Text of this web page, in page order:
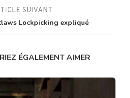
SUIVANT
Lockpicking expliqué
ÉGALEMENT AIMER